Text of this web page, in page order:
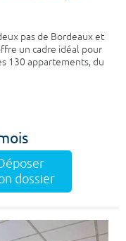
pas de Bordeaux et
un cadre idéal pour
130 appartements, du
dossier